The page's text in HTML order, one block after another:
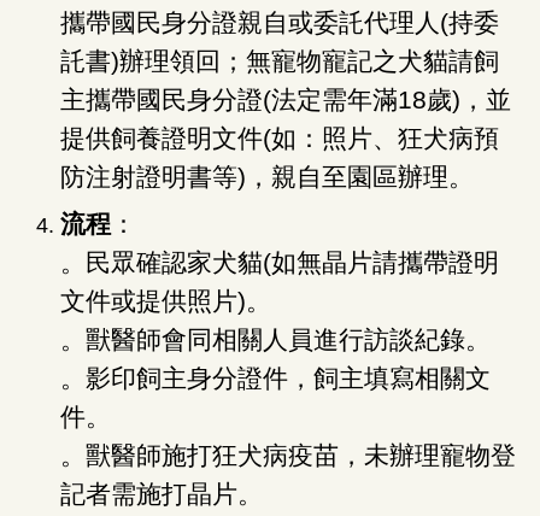
攜帶國民身分證親自或委託代理人(持委
託書)辦理領回；無寵物寵記之犬貓請飼
主攜帶國民身分證(法定需年滿18歲)，並
提供飼養證明文件(如：照片、狂犬病預
防注射證明書等)，親自至園區辦理。
流程 ：
。民眾確認家犬貓(如無晶片請攜帶證明
文件或提供照片)。
。獸醫師會同相關人員進行訪談紀錄。
。影印飼主身分證件，飼主填寫相關文
件。
。獸醫師施打狂犬病疫苗，未辦理寵物登
記者需施打晶片。